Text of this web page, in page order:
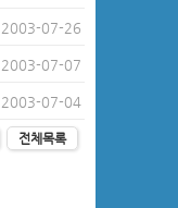
2003-07-26
2003-07-07
2003-07-04
전체목록